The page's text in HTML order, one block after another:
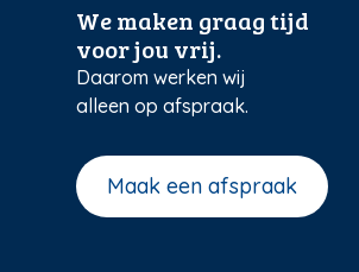
We maken graag tijd
voor jou vrij.
Daarom werken wij
alleen op afspraak.
Maak een afspraak